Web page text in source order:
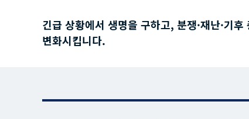
긴급 상황에서 생명을 구하고, 분쟁·재난·기
변화시킵니다.